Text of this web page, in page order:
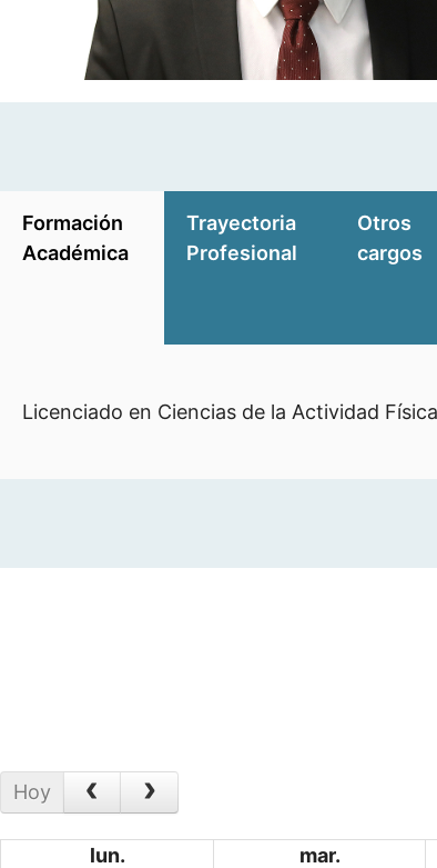
Formación
Académica
Trayectoria
Profesional
Otros
cargos
Licenciado en Ciencias de la Actividad
Hoy
lun. mar.